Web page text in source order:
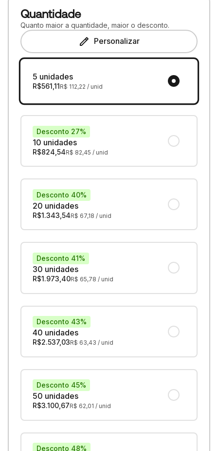
Quantidade
Quanto maior a quantidade, maior o desconto.
Personalizar
5 unidades
R$561,11R$ 112,22 / unid
10 unidades
Desconto 27%
R$824,54R$ 82,45 / unid
20 unidades
Desconto 40%
R$1.343,54R$ 67,18 / unid
30 unidades
Desconto 41%
R$1.973,40R$ 65,78 / unid
40 unidades
Desconto 43%
R$2.537,03R$ 63,43 / unid
50 unidades
Desconto 45%
R$3.100,67R$ 62,01 / unid
Desconto 48%